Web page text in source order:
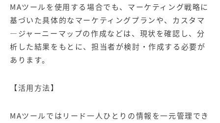
MAツールを使用する場合でも、マーケティング戦略に
基づいた具体的なマーケティングプランや、カスタマ
―ジャーニーマップの作成などは、現状を確認し、分
析した結果をもとに、担当者が検討・作成する必要が
あります。
【活用方法】
MAツールではリード一人ひとりの情報を一元管理でき